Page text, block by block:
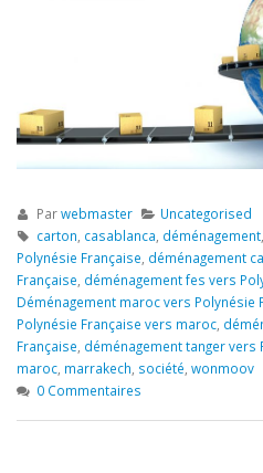
Parwebmaster
Uncategorised
carton, casablanca, déménagement,
Polynésie Française, déménagement
Française, déménagement fes vers
Déménagement maroc vers Polynésie
Polynésie Française vers maroc,
Française, déménagement tanger vers
maroc, marrakech, société, wonmoov
0 Commentaires